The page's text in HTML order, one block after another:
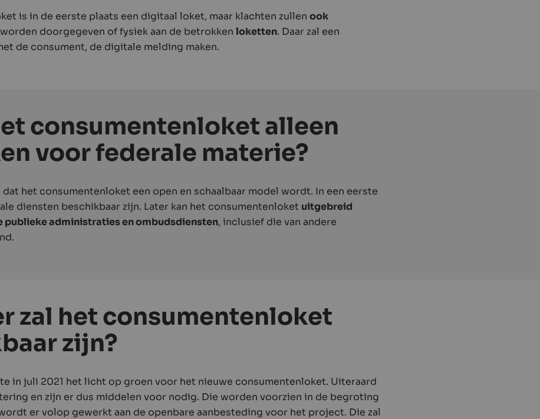
is in de eerste plaats een digitaal loket, maar klachten zullenook
doorgegeven of fysiek aan de betrokkenloketten. Daar zal een
de consument, de digitale melding maken.
consumentenloket alleen
voor federale materie?
het consumentenloket een open en schaalbaar model wordt. In een eerste
diensten beschikbaar zijn. Later kan het consumentenloket uitgebreid
publieke administraties en ombudsdiensten, inclusief die van andere
zal het consumentenloket
zijn?
in juli 2021 het licht op groen voor het nieuwe consumentenloket. Uiteraard
en zijn er dus middelen voor nodig. Die worden voorzien in de begroting
er volop gewerkt aan de openbare aanbesteding voor het project. Die zal